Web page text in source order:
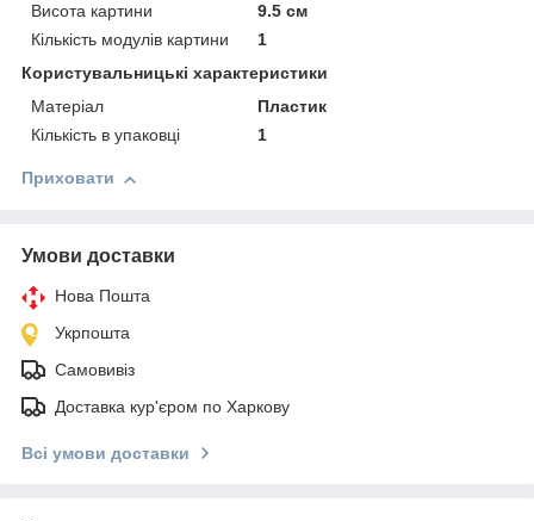
Висота картини
9.5 см
Кількість модулів картини
1
Користувальницькі характеристики
Матеріал
Пластик
Кількість в упаковці
1
Приховати
Умови доставки
Нова Пошта
Укрпошта
Самовивіз
Доставка кур'єром по Харкову
Всі умови доставки